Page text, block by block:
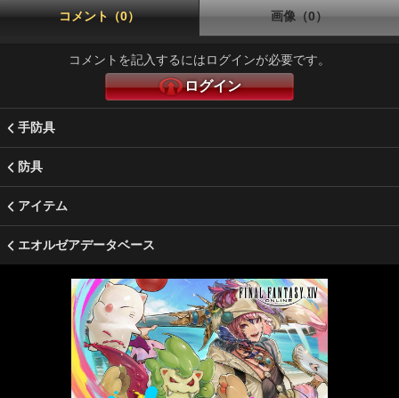
コメント（0） 画像（0）
コメントを記入するにはログインが必要です。
ログイン
手防具
防具
アイテム
エオルゼアデータベース